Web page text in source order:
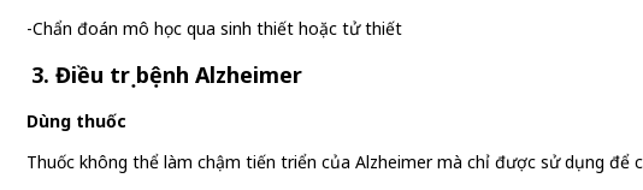
-Chẩn đoán mô học qua sinh thiết hoặc tử thiết
3. Điều trị bệnh Alzheimer
Dùng thuốc
Thuốc không thể làm chậm tiến triển của Alzheimer mà chỉ được sử dụng để